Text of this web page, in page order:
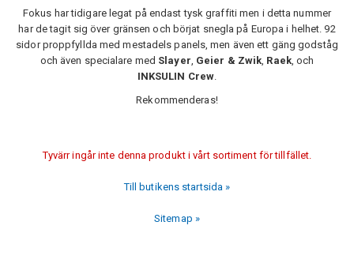
Fokus har tidigare legat på endast tysk graffiti men i detta nummer
har de tagit sig över gränsen och börjat snegla på Europa i helhet. 92
sidor proppfyllda med mestadels panels, men även ett gäng godståg
och även specialare med Slayer, Geier & Zwik, Raek, och
INKSULIN Crew.
Rekommenderas!
Tyvärr ingår inte denna produkt i vårt sortiment för tillfället.
Till butikens startsida »
Sitemap »